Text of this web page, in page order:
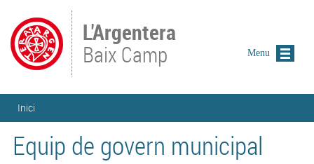
L'Argentera
Baix Camp
Esteu aquí
Inici
Equip de govern municipal
Menu